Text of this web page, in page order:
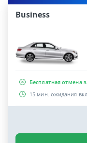
Business
Бесплатная отмена
15 мин. ожидания